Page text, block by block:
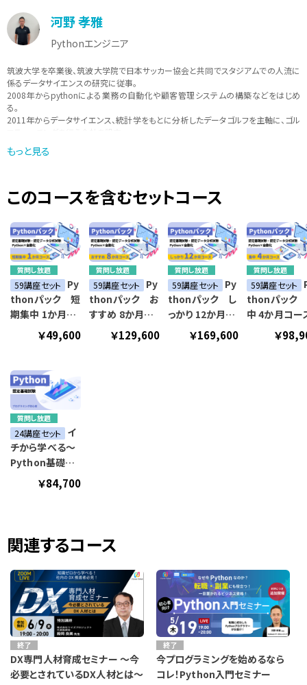
河野 孝雅
Pythonエンジニア
筑波大学を卒業後、筑波大学院で日本サッカー協会と共同でスタジアムでの人流に
係るデータサイエンスの研究に従事。
2008年からpythonによる業務の自動化や顧客管理システムの構築などをはじめ
る。
2011年からデータサイエンス、統計学をもとに分析したデータゴルフを主軸に、ゴル
データをもとにしたスポーツのティーチングを行いながら、現在は、pythonを中心
に、「実際に現場で使えるような学びを提供」をモットーに講師活動も行っている。
もっと見る
このコースを含むセットコース
質問し放題
59講座セット Py
thonパック 短
期集中 1か月コ
￥49,600
質問し放題
59講座セット Py
thonパック お
すすめ 8か月コ
￥129,600
質問し放題
59講座セット Py
thonパック し
っかり 12か月コ
￥169,600
質問し放題
59講座セット
thonパック
中 4か月コー
￥
質問し放題
24講座セット イ
チから学べる～
Python基礎講
￥84,700
関連するコース
終了
DX専門人材育成セミナー 〜今
必要とされているDX人材とは〜
終了
今プログラミングを始めるなら
コレ！Python入門セミナー